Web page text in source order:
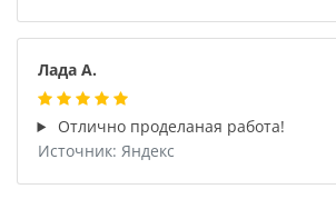
Лада А.
Отлично проделаная работа!
Источник: Яндекс